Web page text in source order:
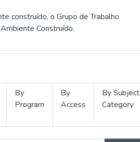
construído, o Grupo de Trabalho
Construído.
By
Program
By
Access
By Subject
Category